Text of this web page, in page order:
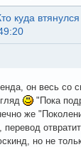
куда втянулся
он весь со
"Пока
же
но не